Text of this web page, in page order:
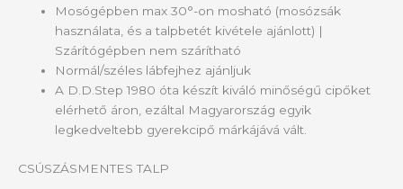
Mosógépben max 30°-on mosható (mosózsák
használata, és a talpbetét kivétele ajánlott) |
Szárítógépben nem szárítható
Normál/széles lábfejhez ajánljuk
A D.D.Step 1980 óta készít kiváló minőségű cipőket
elérhető áron, ezáltal Magyarország egyik
legkedveltebb gyerekcipő márkájává vált.
CSÚSZÁSMENTES TALP